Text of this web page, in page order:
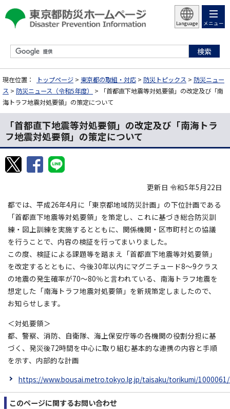
Language メニュー
現在位置： トップページ > 東京都の取組・対応 > 防災トピックス > 防災ニュー
ス > 防災ニュース（令和5年度）
> 「首都直下地震等対処要領」の改定及び「南
海トラフ地震対処要領」の策定について
「首都直下地震等対処要領」の改定及び「南海トラ
フ地震対処要領」の策定について
更新日 令和5年5月22日
都では、平成26年4月に「東京都地域防災計画」の下位計画である
「首都直下地震等対処要領」を策定し、これに基づき総合防災訓
練・図上訓練を実施するとともに、関係機関・区市町村との協議
を行うことで、内容の検証を行ってまいりました。
この度、検証による課題等を踏まえ「首都直下地震等対処要領」
を改定するとともに、今後30年以内にマグニチュード8～9クラス
の地震の発生確率が70～80％と言われている、南海トラフ地震を
想定した「南海トラフ地震対処要領」を新規策定しましたので、
お知らせします。
＜対処要領＞
都、警察、消防、自衛隊、海上保安庁等の各機関の役割分担に基
づく、発災後72時間を中心に取り組む基本的な連携の内容と手順
を示す、内部的な計画
https://www.bousai.metro.tokyo.lg.jp/taisaku/torikumi/
このページに関するお問い合わせ